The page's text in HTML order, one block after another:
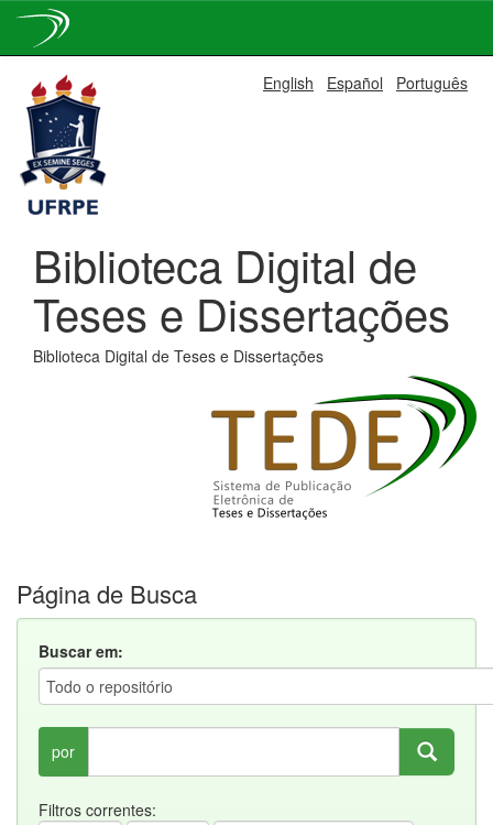
navigation
English Español Português
Biblioteca Digital de
Teses e Dissertações
Biblioteca Digital de Teses e Dissertações
Página de Busca
Buscar em:
por
Filtros correntes: